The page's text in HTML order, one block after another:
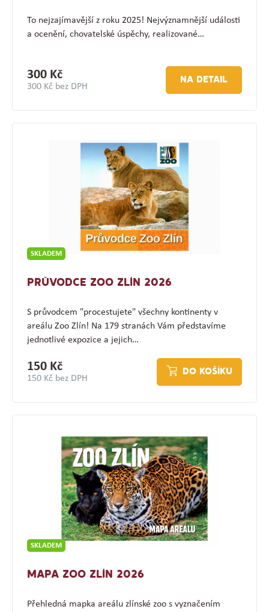
To nejzajímavější z roku 2025! Nejvýznamnější události
a ocenění, chovatelské úspěchy, realizované…
300 Kč
300 Kč bez DPH
NA DETAIL
SKLADEM
PRŮVODCE ZOO ZLÍN 2026
S průvodcem "procestujete" všechny kontinenty v
areálu Zoo Zlín! Na 179 stranách Vám představíme
jednotlivé expozice a jejich…
150 Kč
150 Kč bez DPH
DO KOŠÍKU
SKLADEM
MAPA ZOO ZLÍN 2026
Přehledná mapka areálu zlínské zoo s vyznačením